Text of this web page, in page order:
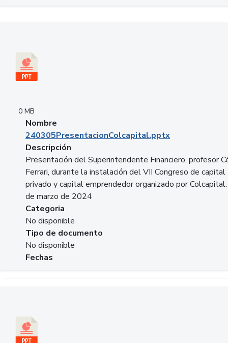
0 MB
Nombre
240305PresentacionColcapital.pptx
Descripción
Presentación del Superintendente Financiero, profesor
Ferrari, durante la instalación del VII Congreso de capital
privado y capital emprendedor organizado por
de marzo de 2024
Categoria
No disponible
Tipo de documento
No disponible
Fechas